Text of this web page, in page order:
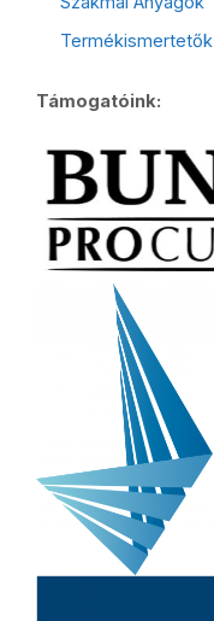
Termékismertetők
Támogatóink: